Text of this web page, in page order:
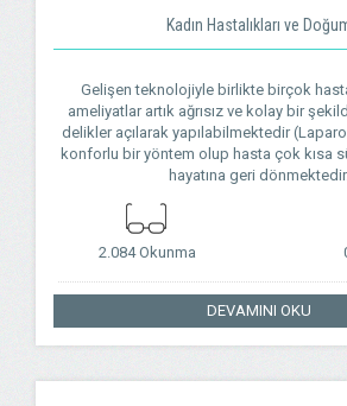
Kadın Hastalıkları ve
Gelişen teknolojiyle birlikte birçok
ameliyatlar artık ağrısız ve kolay bir
delikler açılarak yapılabilmektedir
konforlu bir yöntem olup hasta çok kısa
hayatına geri
2.084 Okunma
DEVAMINI OKU